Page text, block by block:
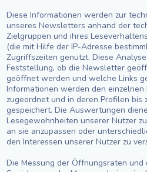
Diese Informationen werden zur
unseres Newsletters anhand der
Zielgruppen und ihres
(die mit Hilfe der IP-Adresse
Zugriffszeiten genutzt. Diese
Feststellung, ob die Newsletter
geöffnet werden und welche Links
Informationen werden den
zugeordnet und in deren Profilen bis
gespeichert. Die Auswertungen
Lesegewohnheiten unserer Nutzer
an sie anzupassen oder
den Interessen unserer Nutzer zu
Die Messung der Öffnungsraten und